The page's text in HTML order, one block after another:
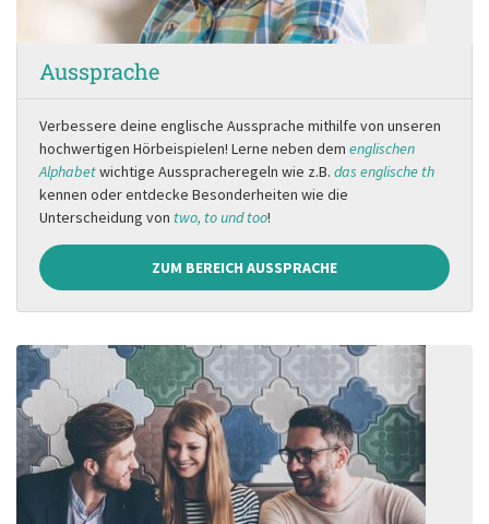
Aussprache
Verbessere deine englische Aussprache mithilfe von unseren
hochwertigen Hörbeispielen! Lerne neben dem englischen
Alphabetwichtige Ausspracheregeln wie z.B. das englische th
kennen oder entdecke Besonderheiten wie die
Unterscheidung von two, to und too!
ZUM BEREICH AUSSPRACHE